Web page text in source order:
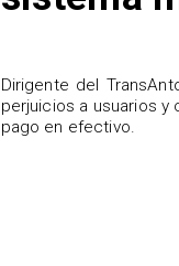
​Dirigente del
perjuicios a usuarios
pago en efectivo.